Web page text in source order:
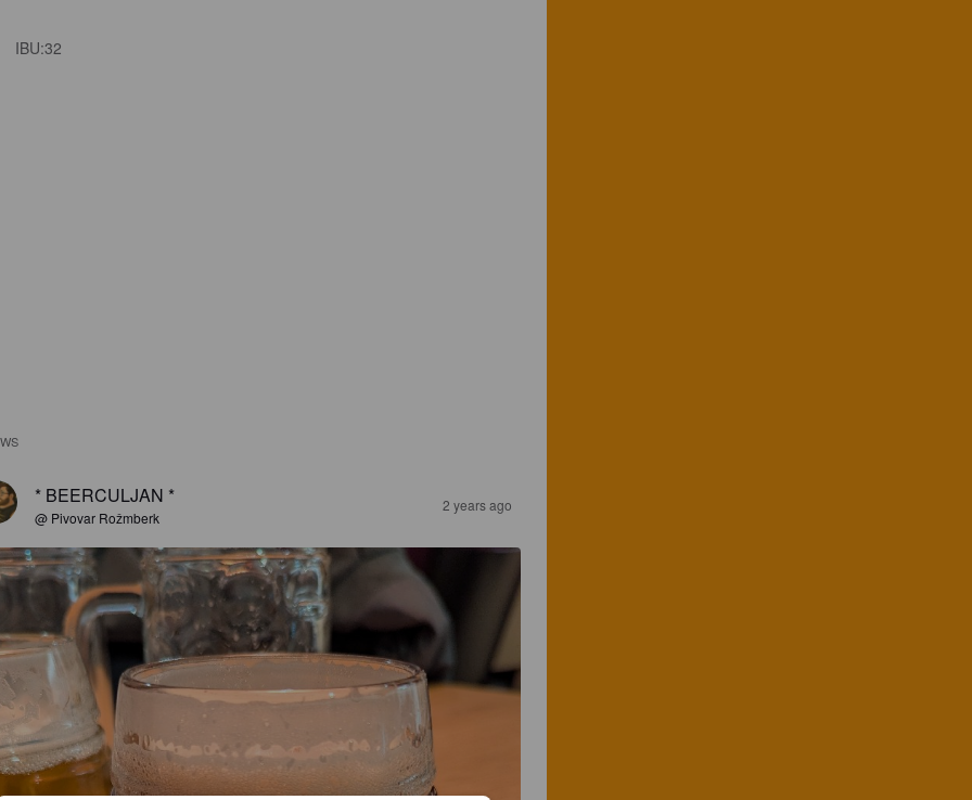
IBU:32
* BEERCULJAN *
@ Pivovar Rožmberk
2 years ago